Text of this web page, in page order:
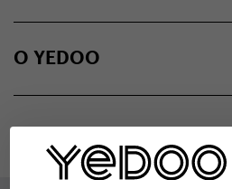
O YEDOO